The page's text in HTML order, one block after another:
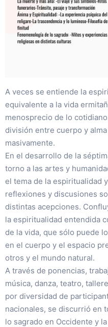
A veces se entiende la
equivalente a la vida
menosprecio de lo
división entre cuerpo y
masivamente.
En el desarrollo de la
torno a las artes y
el tema de la espiritualidad
reflexiones y discusiones
distintas acepciones.
la espiritualidad entendida
de la vida, que sólo puede
en el cuerpo y el espacio
otros y el mundo natural.
A través de ponencias,
música, danza, teatro,
por diversidad de
nacionales, se discurrió en
lo sagrado en Occidente y